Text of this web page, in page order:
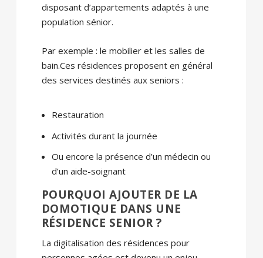
disposant d’appartements adaptés à une
population sénior.
Par exemple : le mobilier et les salles de
bain.Ces résidences proposent en général
des services destinés aux seniors :
Restauration
Activités durant la journée
Ou encore la présence d’un médecin ou
d’un aide-soignant
POURQUOI AJOUTER DE LA
DOMOTIQUE DANS UNE
RÉSIDENCE SENIOR ?
La digitalisation des résidences pour